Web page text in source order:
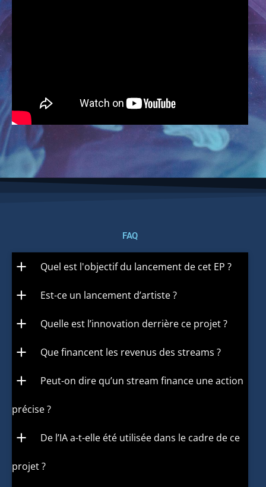
FAQ
add Quel est l'objectif du lancement de cet EP ?
add Est-ce un lancement d’artiste ?
add Quelle est l’innovation derrière ce projet ?
add Que financent les revenus des streams ?
add Peut-on dire qu’un stream finance une action
précise ?
add De l’IA a-t-elle été utilisée dans le cadre de ce
projet ?